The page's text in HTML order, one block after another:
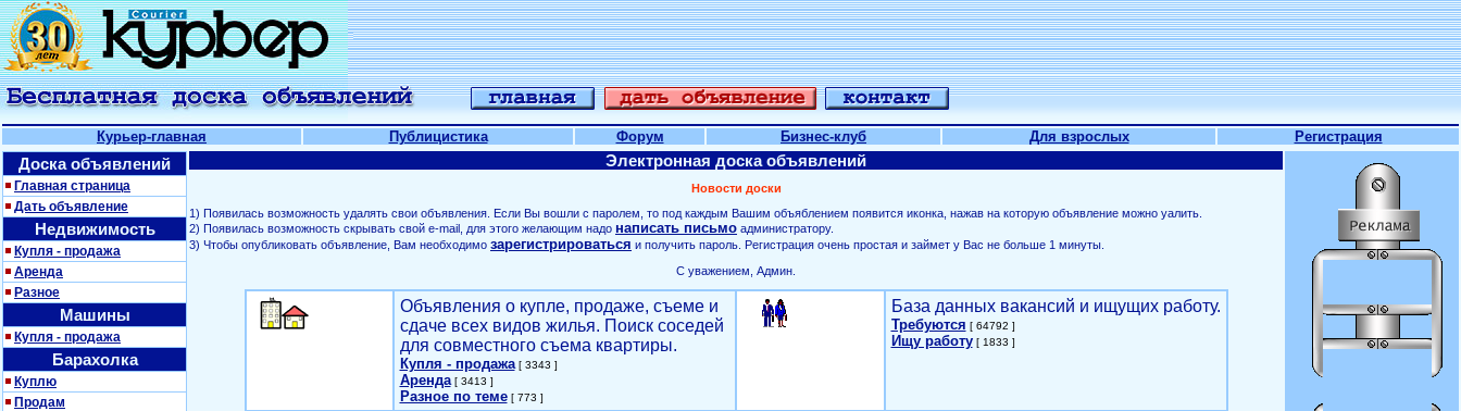
Курьер-главная Публицистика Форум Бизнес-клуб Для взрослых Регистрация
Доска объявлений
Главная страница
Дать объявление
Недвижимость
Купля - продажа
Аренда
Разное
Машины
Купля - продажа
Барахолка
Куплю
Продам
Электронная доска объявлений
Новости доски
1) Появилась возможность удалять свои объявления. Если Вы вошли с паролем, то под каждым Вашим объяблением появится иконка, нажав на которую объявление можно уалить.
2) Появилась возможность скрывать свой е-mail, для этого желающим надо написать письмо администратору.
3) Чтобы опубликовать объявление, Вам необходимо зарегистрироваться и получить пароль. Регистрация очень простая и займет у Вас не больше 1 минуты.
С уважением, Админ.
Объявления о купле, продаже, съеме и
сдаче всех видов жилья. Поиск соседей
для совместного съема квартиры.
Купля - продажа[ 3343 ]
Аренда[ 3413 ]
Разное по теме[ 773 ]
База данных вакансий и ищущих работу.
Требуются [ 64792 ]
Ищу работу[ 1833 ]